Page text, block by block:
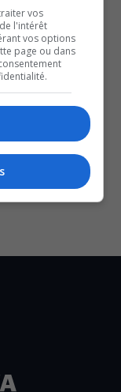
dans la région.
demeure
les cliniques
qui roulent à
NOTRE
vos
l'intérêt
vos options
page ou dans